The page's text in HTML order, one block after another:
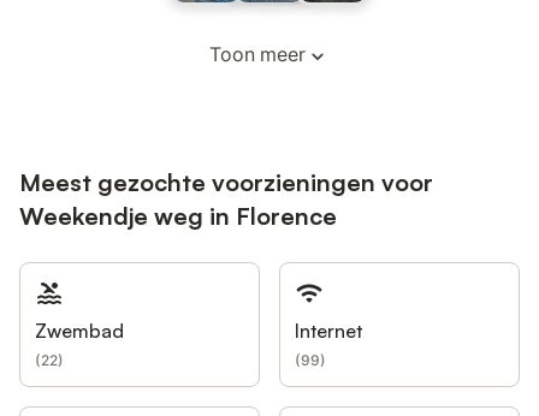
Toon meer
Meest gezochte voorzieningen voor
Weekendje weg in Florence
Zwembad
(22)
Internet
(99)